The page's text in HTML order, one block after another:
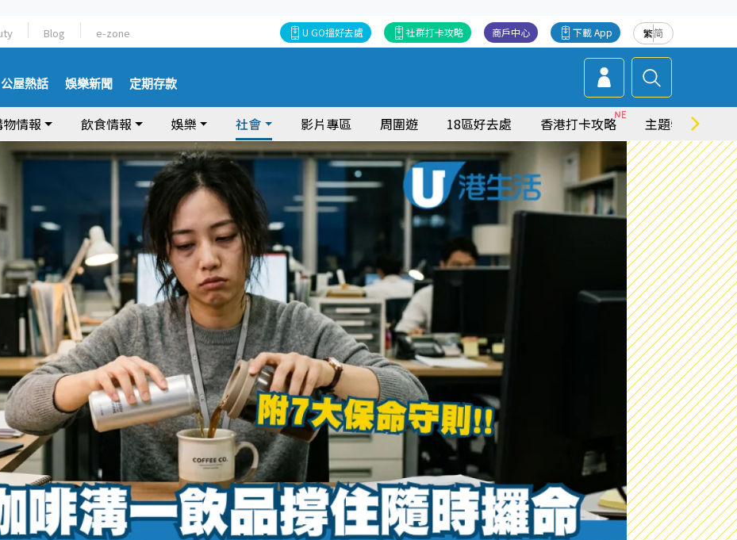
Blog e-zone 繁简
下載 App
商戶中心
社群打卡攻略
U GO搵好去處
公屋熱話 娛樂新聞 定期存款
情報 飲食情報 娛樂 社會 影片專區 周圍遊 18區好去處 香港打卡攻略 主題特集